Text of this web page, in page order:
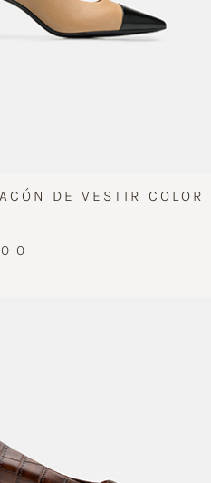
DE VESTIR COLOR